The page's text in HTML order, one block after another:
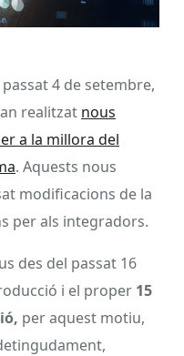
4 de setembre,
realitzat nous
a la millora del
. Aquests nous
modificacions de la
per als integradors.
des del passat 16
i el proper 15
per aquest motiu,